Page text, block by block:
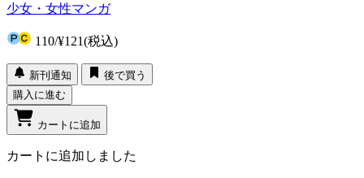
少女・女性マンガ
110/¥121(税込)
新刊通知
後で買う
購入に進む
カートに追加
カートに追加しました